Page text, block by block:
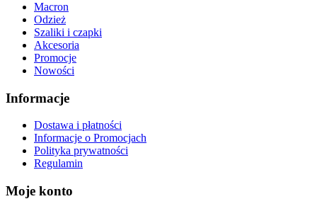
Macron
Odzież
Szaliki i czapki
Akcesoria
Promocje
Nowości
Informacje
Dostawa i płatności
Informacje o Promocjach
Polityka prywatności
Regulamin
Moje konto